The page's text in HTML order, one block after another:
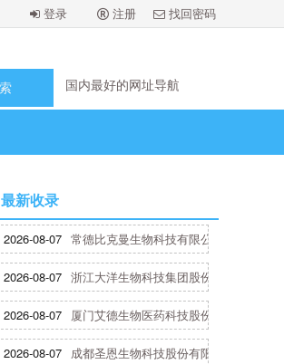
登录 注册 找回密码
国内最好的网址导航
国内最好的网址导航
最新收录
2026-08-07 常德比克曼生物科技有限公司
2026-08-07 浙江大洋生物科技集团股份有限公司
2026-08-07 厦门艾德生物医药科技股份有限公司
2026-08-07 成都圣恩生物科技股份有限公司